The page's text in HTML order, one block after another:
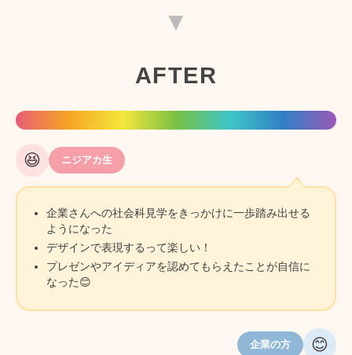
▼
AFTER
😆 ニジアカ生
企業さんへの社会科見学をきっかけに一歩踏み出せる
ようになった
デザインで表現するって楽しい！
プレゼンやアイディアを認めてもらえたことが自信に
なった😊
😊
企業の方